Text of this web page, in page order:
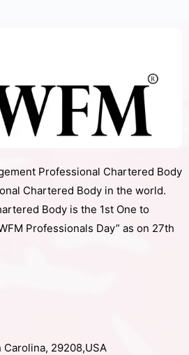
Professional Chartered Body
Chartered Body in the world.
Body is the 1st One to
Professionals Day” as on 27th
29208,USA